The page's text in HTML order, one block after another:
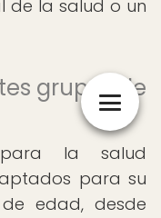
de la salud o un
grupos de
la salud
para su
edad, desde